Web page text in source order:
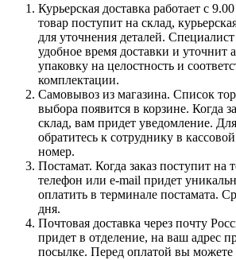
Курьерская доставка работает с
товар поступит на склад,
для уточнения деталей.
удобное время доставки и уточнит
упаковку на целостность и
комплектации.
Самовывоз из магазина. Список
выбора появится в корзине. Когда
склад, вам придет уведомление.
обратитесь к сотруднику в
номер.
Постамат. Когда заказ поступит на
телефон или e-mail придет
оплатить в терминале постамата.
дня.
Почтовая доставка через почту
придет в отделение, на ваш адрес
посылке. Перед оплатой вы можете